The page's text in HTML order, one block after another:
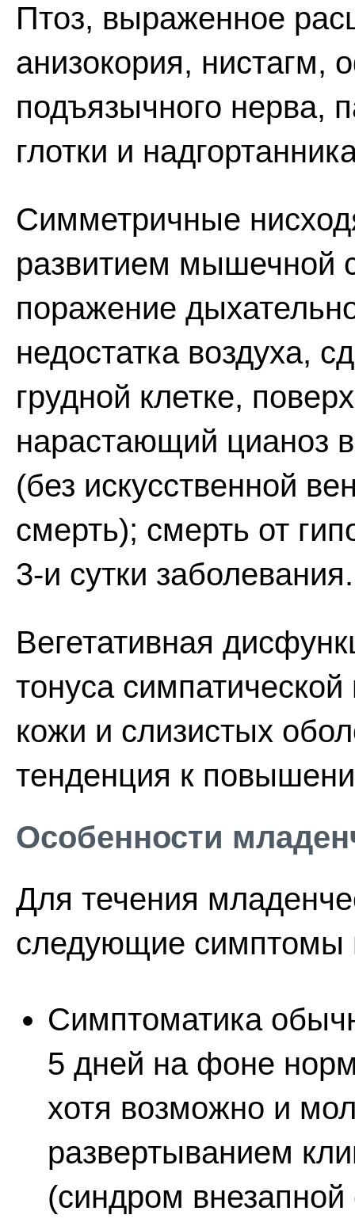
Птоз, выраженное
анизокория, нистагм,
подъязычного нерва,
глотки и
Симметричные
развитием мышечной
поражение
недостатка воздуха,
грудной клетке,
нарастающий цианоз
(без искусственной
смерть); смерть от
3-и сутки заболевания.
Вегетативная
тонуса
кожи и слизистых
тенденция к
Особенности
Для течения
следующие симптомы
Симптоматика
5 дней на фоне
хотя возможно и
развертыванием
(синдром внезапной